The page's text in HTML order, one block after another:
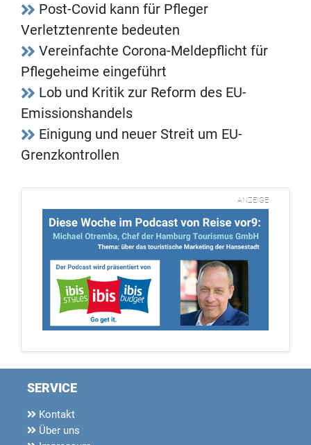
Post-Covid kann für Pfleger
Verletztenrente bedeuten
Vereinfachte Corona-Meldepflicht für
Pflegeheime eingeführt
Lob und Kritik zur Reform des EU-
Emissionshandels
Einigung und neuer Streit um EU-
Grenzkontrollen
ANZEIGE
SERVICE
Kontakt
Über uns